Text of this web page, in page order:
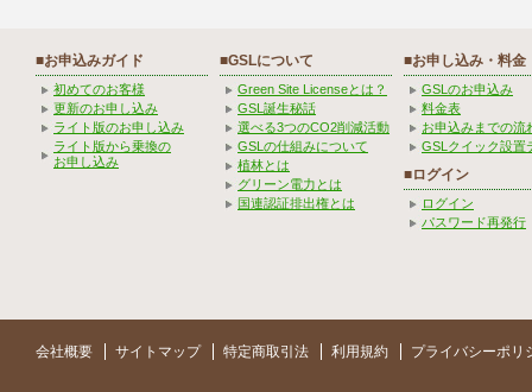
■お申込みガイド
初めてのお客様
更新のお申し込み
ライト版のお申し込み
ライト版から乗換の
お申し込み
■GSLについて
Green Site Licenseとは？
GSL誕生秘話
選べる3つのCO2削減活動
GSLの仕組みについて
植林とは
グリーン電力とは
国連認証排出権とは
■お申し込み・料金
GSLのお申込み
料金表
お申込みまでの流
GSLクイック設置
■ログイン
ログイン
パスワード再発行
会社概要 サイトマップ 特定商取引法 利用規約 プライバシーポリ